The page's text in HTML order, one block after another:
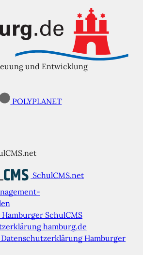
und Entwicklung
POLYPLANET
SchulCMS.net
SchulCMS
hamburg.de
Hamburger